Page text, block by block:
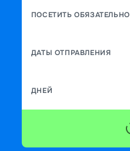
ПОСЕТИТЬ ОБЯЗАТЕЛЬНО
ДАТЫ ОТПРАВЛЕНИЯ
ДНЕЙ